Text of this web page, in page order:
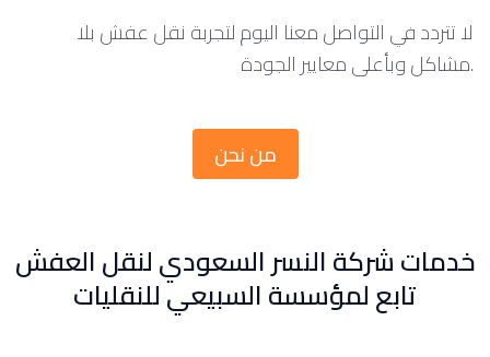
لا تتردد في التواصل معنا اليوم لتجربة نقل عفش بلا
مشاكل وبأعلى معايير الجودة.
من نحن
خدمات شركة النسر السعودي لنقل العفش
تابع لمؤسسة السبيعي للنقليات